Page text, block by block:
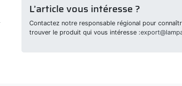
L’article vous intéresse ?
Contactez notre responsable régional pour
trouver le produit qui vous intéresse :